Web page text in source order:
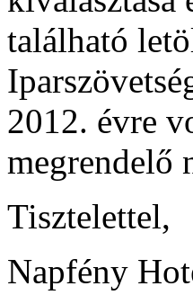
található
2012. évre
megrendelő
Tisztelettel,
Napfény